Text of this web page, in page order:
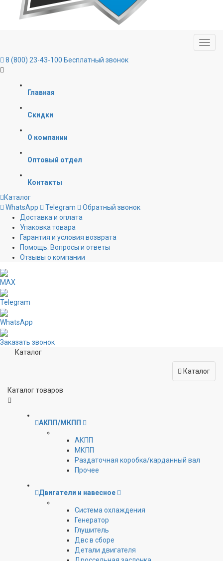
8 (800) 23-43-100 Бесплатный звонок
Главная
Скидки
О компании
Оптовый отдел
Контакты
Каталог
WhatsApp
Telegram
Обратный звонок
Доставка и оплата
Упаковка товара
Гарантия и условия возврата
Помощь. Вопросы и ответы
Отзывы о компании
MAX
Telegram
WhatsApp
Заказать звонок
Каталог
Каталог
Каталог товаров
АКПП/МКПП
АКПП
МКПП
Раздаточная коробка/карданный вал
Прочее
Двигатели и навесное
Cистема охлаждения
Генератор
Глушитель
Двс в сборе
Детали двигателя